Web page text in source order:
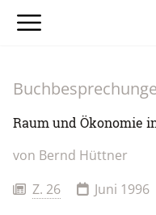
Raum und Ökonomie
von Bernd Hüttner
Z. 26
Juni 1996